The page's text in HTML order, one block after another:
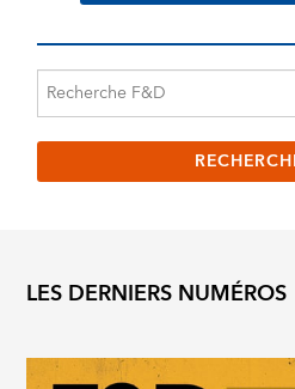
LES DERNIERS NUMÉROS